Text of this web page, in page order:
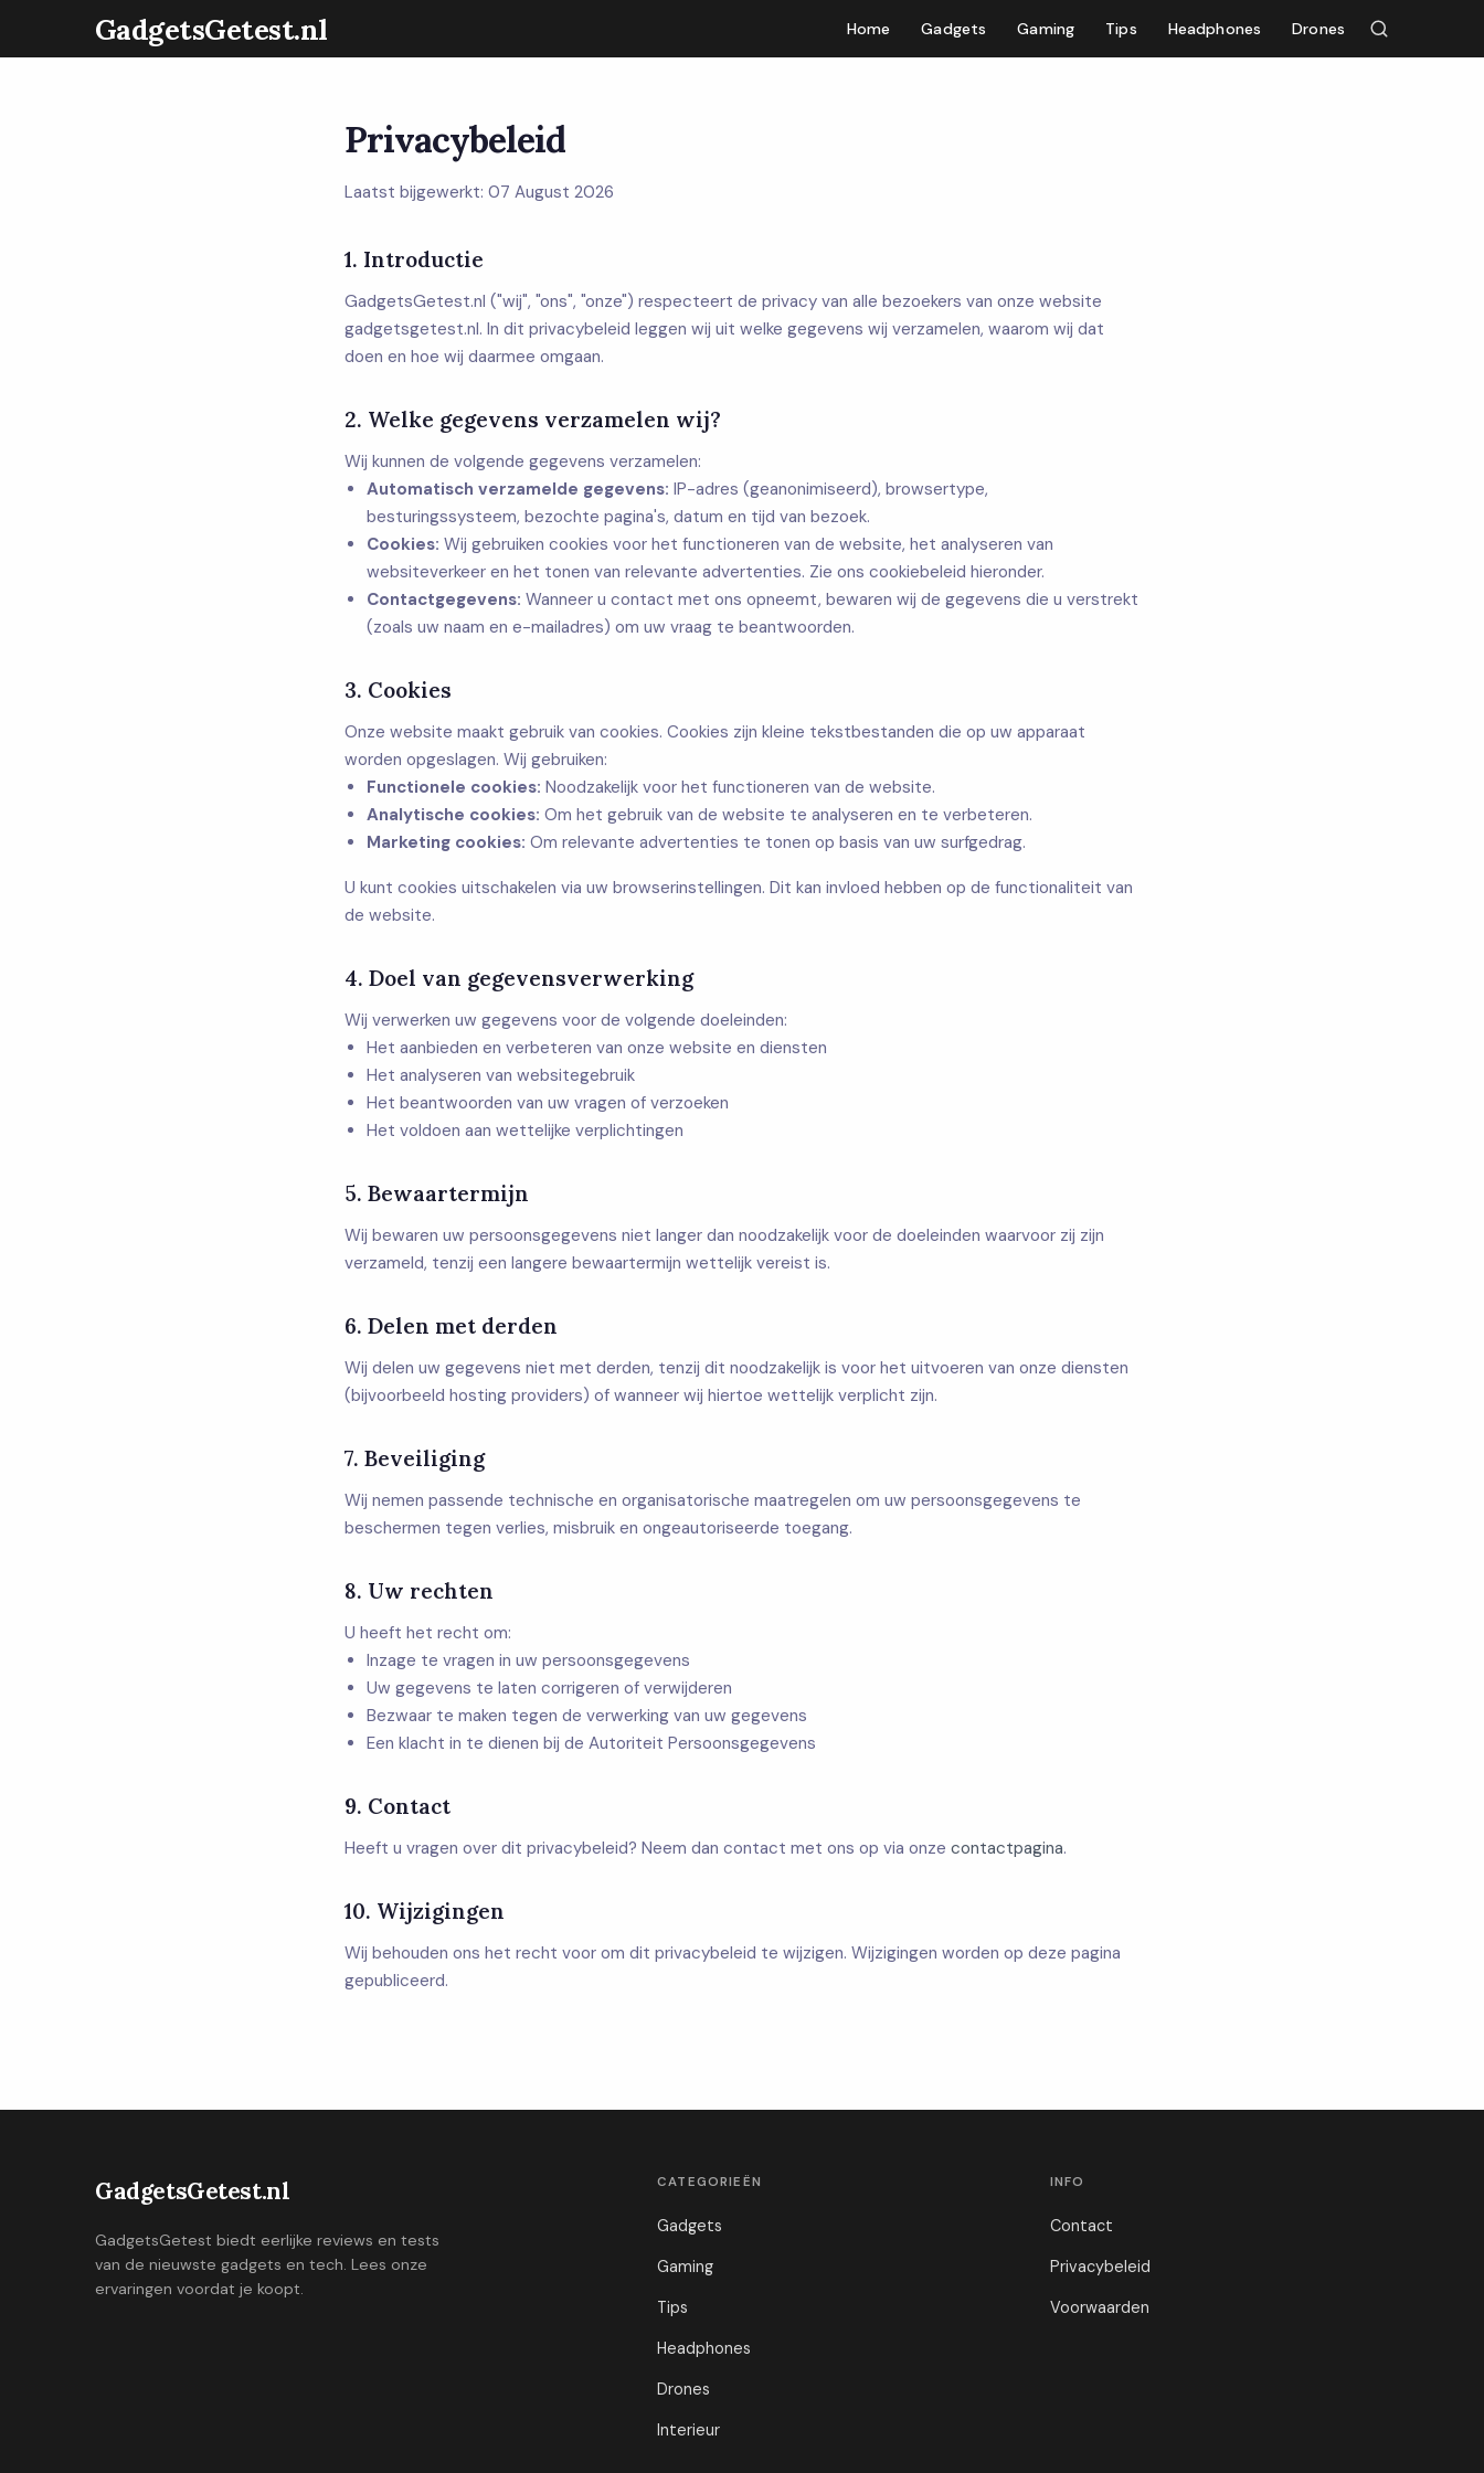
GadgetsGetest.nl Home Gadgets Gaming Tips Headphones Drones
Privacybeleid
Laatst bijgewerkt: 07 August 2026
1. Introductie
GadgetsGetest.nl ("wij", "ons", "onze") respecteert de privacy van alle bezoekers van onze website
gadgetsgetest.nl. In dit privacybeleid leggen wij uit welke gegevens wij verzamelen, waarom wij dat
doen en hoe wij daarmee omgaan.
2. Welke gegevens verzamelen wij?
Wij kunnen de volgende gegevens verzamelen:
Automatisch verzamelde gegevens: IP-adres (geanonimiseerd), browsertype,
besturingssysteem, bezochte pagina's, datum en tijd van bezoek.
Cookies: Wij gebruiken cookies voor het functioneren van de website, het analyseren van
websiteverkeer en het tonen van relevante advertenties. Zie ons cookiebeleid hieronder.
Contactgegevens: Wanneer u contact met ons opneemt, bewaren wij de gegevens die u verstrekt
(zoals uw naam en e-mailadres) om uw vraag te beantwoorden.
3. Cookies
Onze website maakt gebruik van cookies. Cookies zijn kleine tekstbestanden die op uw apparaat
worden opgeslagen. Wij gebruiken:
Functionele cookies: Noodzakelijk voor het functioneren van de website.
Analytische cookies: Om het gebruik van de website te analyseren en te verbeteren.
Marketing cookies: Om relevante advertenties te tonen op basis van uw surfgedrag.
U kunt cookies uitschakelen via uw browserinstellingen. Dit kan invloed hebben op de functionaliteit van
de website.
4. Doel van gegevensverwerking
Wij verwerken uw gegevens voor de volgende doeleinden:
Het aanbieden en verbeteren van onze website en diensten
Het analyseren van websitegebruik
Het beantwoorden van uw vragen of verzoeken
Het voldoen aan wettelijke verplichtingen
5. Bewaartermijn
Wij bewaren uw persoonsgegevens niet langer dan noodzakelijk voor de doeleinden waarvoor zij zijn
verzameld, tenzij een langere bewaartermijn wettelijk vereist is.
6. Delen met derden
Wij delen uw gegevens niet met derden, tenzij dit noodzakelijk is voor het uitvoeren van onze diensten
(bijvoorbeeld hosting providers) of wanneer wij hiertoe wettelijk verplicht zijn.
7. Beveiliging
Wij nemen passende technische en organisatorische maatregelen om uw persoonsgegevens te
beschermen tegen verlies, misbruik en ongeautoriseerde toegang.
8. Uw rechten
U heeft het recht om:
Inzage te vragen in uw persoonsgegevens
Uw gegevens te laten corrigeren of verwijderen
Bezwaar te maken tegen de verwerking van uw gegevens
Een klacht in te dienen bij de Autoriteit Persoonsgegevens
9. Contact
Heeft u vragen over dit privacybeleid? Neem dan contact met ons op via onze contactpagina.
10. Wijzigingen
Wij behouden ons het recht voor om dit privacybeleid te wijzigen. Wijzigingen worden op deze pagina
gepubliceerd.
GadgetsGetest.nl
GadgetsGetest biedt eerlijke reviews en tests
van de nieuwste gadgets en tech. Lees onze
ervaringen voordat je koopt.
CATEGORIEËN
Gadgets
Gaming
Tips
Headphones
Drones
Interieur
INFO
Contact
Privacybeleid
Voorwaarden